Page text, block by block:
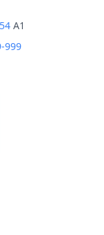
A1
999